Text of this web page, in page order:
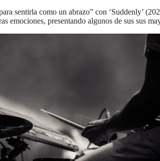
sentirla como un abrazo” con ‘Suddenly’
presentando algunos de sus sus